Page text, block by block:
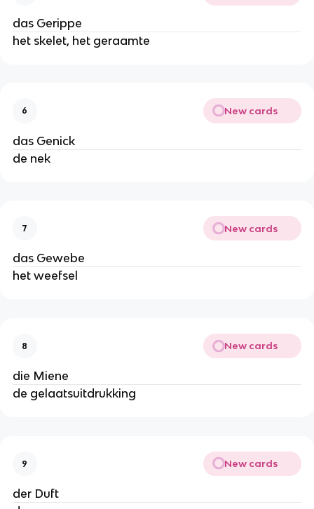
das Gerippe
het skelet, het geraamte
6 New cards
das Genick
de nek
7 New cards
das Gewebe
het weefsel
8 New cards
die Miene
de gelaatsuitdrukking
9 New cards
der Duft